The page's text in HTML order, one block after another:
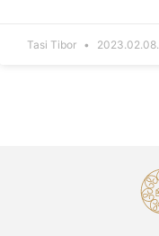
Tasi Tibor 2023.02.08.